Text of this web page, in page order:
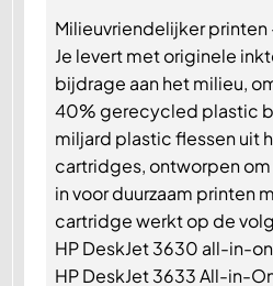
Milieuvriendelijker
Je levert met originele
bijdrage aan het milieu,
40% gerecycled plastic
miljard plastic flessen uit
cartridges, ontworpen
in voor duurzaam printen
cartridge werkt op de
HP DeskJet 3630 all-in-
HP DeskJet 3633 All-in-